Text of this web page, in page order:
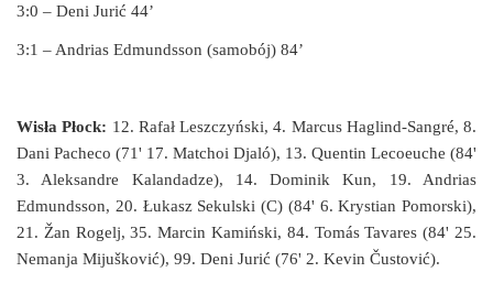
3:0 – Deni Jurić 44’
3:1 – Andrias Edmundsson (samobój) 84’
Wisła Płock: 12. Rafał Leszczyński, 4. Marcus Haglind-Sangré, 8.
Dani Pacheco (71' 17. Matchoi Djaló), 13. Quentin Lecoeuche (84'
3. Aleksandre Kalandadze), 14. Dominik Kun, 19. Andrias
Edmundsson, 20. Łukasz Sekulski (C) (84' 6. Krystian Pomorski),
21. Žan Rogelj, 35. Marcin Kamiński, 84. Tomás Tavares (84' 25.
Nemanja Mijušković), 99. Deni Jurić (76' 2. Kevin Čustović).